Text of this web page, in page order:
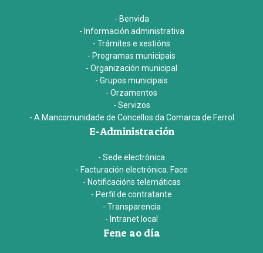
- Benvida
- Información administrativa
- Trámites e xestións
- Programas municipais
- Organización municipal
- Grupos municipais
- Orzamentos
- Servizos
- A Mancomunidade de Concellos da Comarca de Ferrol
E-Administración
- Sede electrónica
- Facturación electrónica. Face
- Notificacións telemáticas
- Perfil de contratante
- Transparencia
- Intranet local
Fene ao día